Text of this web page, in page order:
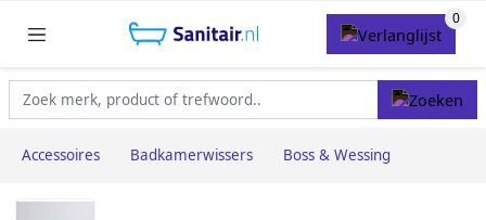
Accessoires Badkamerwissers Boss & Wessing